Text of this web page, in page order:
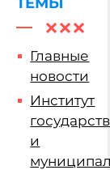
Главные
новости
Институт
и